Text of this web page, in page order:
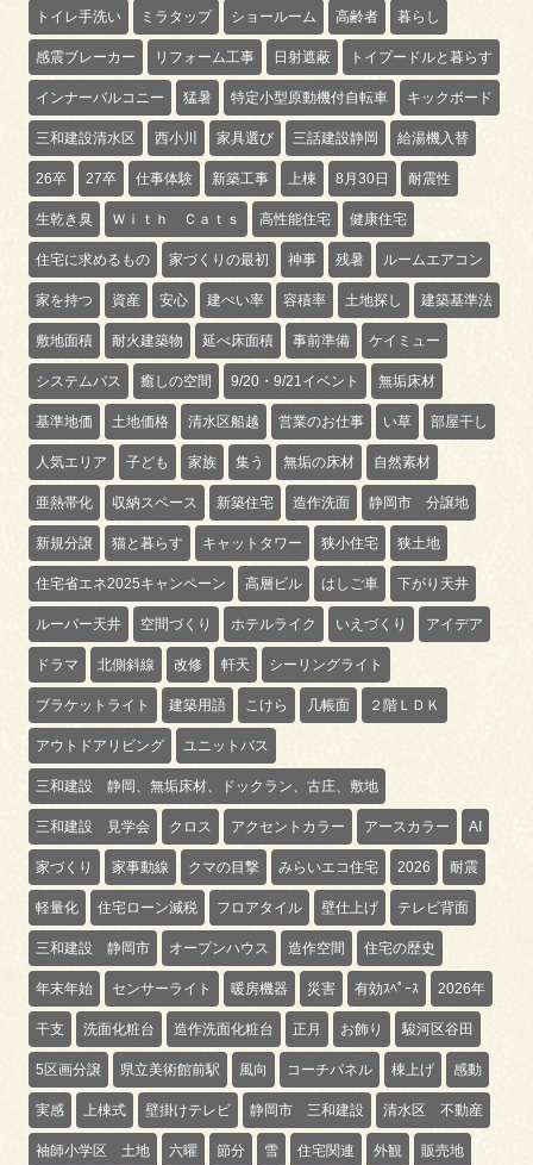
トイレ手洗い ミラタップ ショールーム 高齢者 暮らし
感震ブレーカー リフォーム工事 日射遮蔽 トイプードルと暮らす
インナーバルコニー 猛暑 特定小型原動機付自転車 キックボード
三和建設清水区 西小川 家具選び 三話建設静岡 給湯機入替
26卒 27卒 仕事体験 新築工事 上棟 8月30日 耐震性
生乾き臭 Ｗｉｔｈ Ｃａｔｓ 高性能住宅 健康住宅
住宅に求めるもの 家づくりの最初 神事 残暑 ルームエアコン
家を持つ 資産 安心 建ぺい率 容積率 土地探し 建築基準法
敷地面積 耐火建築物 延べ床面積 事前準備 ケイミュー
システムバス 癒しの空間 9/20・9/21イベント 無垢床材
基準地価 土地価格 清水区船越 営業のお仕事 い草 部屋干し
人気エリア 子ども 家族 集う 無垢の床材 自然素材
亜熱帯化 収納スペース 新築住宅 造作洗面 静岡市 分譲地
新規分譲 猫と暮らす キャットタワー 狭小住宅 狭土地
住宅省エネ2025キャンペーン 高層ビル はしご車 下がり天井
ルーバー天井 空間づくり ホテルライク いえづくり アイデア
ドラマ 北側斜線 改修 軒天 シーリングライト
ブラケットライト 建築用語 こけら 几帳面 ２階ＬＤＫ
アウトドアリビング ユニットバス
三和建設 静岡、無垢床材、ドックラン、古庄、敷地
三和建設 見学会 クロス アクセントカラー アースカラー AI
家づくり 家事動線 クマの目撃 みらいエコ住宅 2026 耐震
軽量化 住宅ローン減税 フロアタイル 壁仕上げ テレビ背面
三和建設 静岡市 オープンハウス 造作空間 住宅の歴史
年末年始 センサーライト 暖房機器 災害 有効ｽﾍﾟｰｽ 2026年
干支 洗面化粧台 造作洗面化粧台 正月 お飾り 駿河区谷田
5区画分譲 県立美術館前駅 風向 コーチパネル 棟上げ 感動
実感 上棟式 壁掛けテレビ 静岡市 三和建設 清水区 不動産
袖師小学区 土地 六曜 節分 雪 住宅関連 外観 販売地